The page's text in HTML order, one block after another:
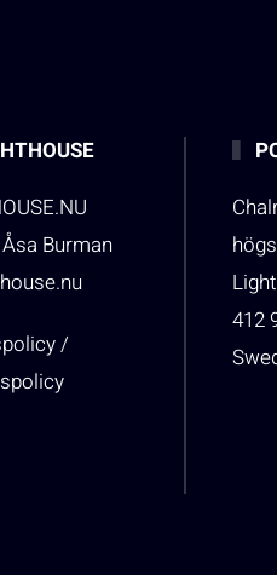
Burman
/
412